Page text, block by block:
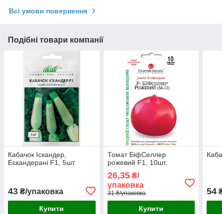
Всі умови повернення
Подібні товари компанії
Кабачок Іскандер,
Ескандерані F1, 5шт.
43 ₴/упаковка
Купити
Томат БіфСеллер
рожевий F1, 10шт.
26,35₴/
упаковка
31 ₴/упаковка
Купити
54